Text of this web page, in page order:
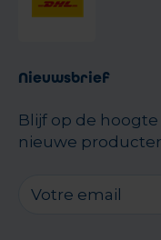
Nieuwsbrief
Blijf op de
nieuwe